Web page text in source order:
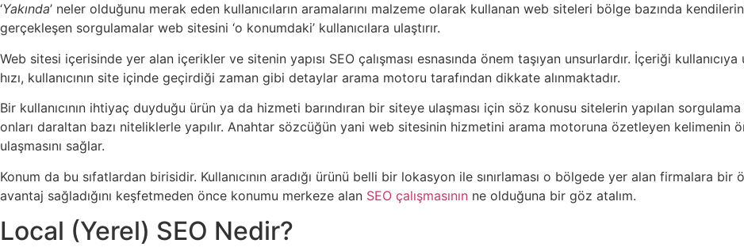
‘Yakında’ neler olduğunu merak eden kullanıcıların aramalarını malzeme olarak kullanan web siteleri bölge bazında
gerçekleşen sorgulamalar web sitesini ‘o konumdaki’ kullanıcılara ulaştırır.
Web sitesi içerisinde yer alan içerikler ve sitenin yapısı SEO çalışması esnasında önem taşıyan unsurlardır. İçeriği
hızı, kullanıcının site içinde geçirdiği zaman gibi detaylar arama motoru tarafından dikkate alınmaktadır.
Bir kullanıcının ihtiyaç duyduğu ürün ya da hizmeti barındıran bir siteye ulaşması için söz konusu sitelerin yapılan
onları daraltan bazı niteliklerle yapılır. Anahtar sözcüğün yani web sitesinin hizmetini arama motoruna özetleyen kelimenin
ulaşmasını sağlar.
Konum da bu sıfatlardan birisidir. Kullanıcının aradığı ürünü belli bir lokasyon ile sınırlaması o bölgede yer alan firmalara
avantaj sağladığını keşfetmeden önce konumu merkeze alan SEO çalışmasının ne olduğuna bir göz atalım.
Local (Yerel) SEO Nedir?